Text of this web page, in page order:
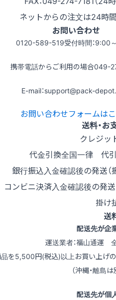
ネットからの注文は24時
お問い合わせ
0120-589-519受付時間：9:00
携帯電話からご利用の場合049-
E-mail：support@pack-
お問い合わせフォームは
送料・お
クレジッ
代金引換全国一律 代
銀行振込入金確認後の発送（
コンビニ決済入金確認後の発
掛け
送
配送先が企
運送業者：福山通運
品を5,500円(税込)以上お買い上げ
（沖縄・離島
配送先が個